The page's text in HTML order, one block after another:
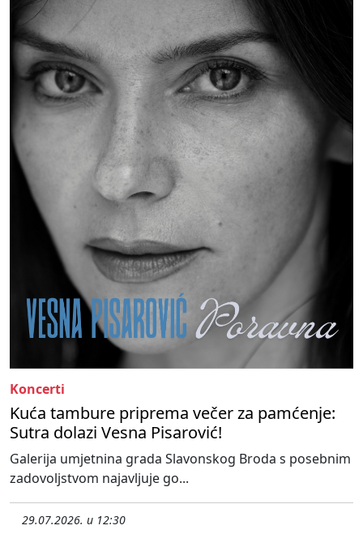
Koncerti
Kuća tambure priprema večer za pamćenje:
Sutra dolazi Vesna Pisarović!
Galerija umjetnina grada Slavonskog Broda s posebnim
zadovoljstvom najavljuje go...
29.07.2026. u 12:30